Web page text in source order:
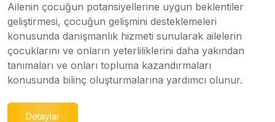
Ailenin çocuğun potansiyellerine uygun beklentiler
geliştirmesi, çocuğun gelişmini desteklemeleri
konusunda danışmanlık hizmeti sunularak ailelerin
çocuklarını ve onların yeterliliklerini daha yakından
tanımaları ve onları topluma kazandırmaları
konusunda bilinç oluşturmalarına yardımcı olunur.
Detaylar